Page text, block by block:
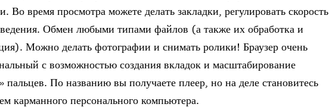
Во время просмотра можете делать закладки, регулировать скорость
Обмен любыми типами файлов (а также их обработка и
Можно делать фотографии и снимать ролики! Браузер очень
с возможностью создания вкладок и масштабирование
пальцев. По названию вы получаете плеер, но на деле становитесь
карманного персонального компьютера.